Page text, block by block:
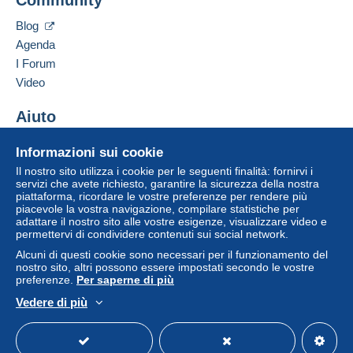
da 100,00 € di acquisti.
chiede di optare per un metodo di spedizione
da 14,00 € di acquisti.
Pagamento tramite PayPal.
Zona 1
Zona 2
Questa zona comprende un paese.
5, RUE DE L'EGLISE
F-06230
Aggiungere questo venditore ai preferiti
Informazioni sui cookie
Il nostro sito utilizza i cookie per le seguenti finalità: fornirvi i
servizi che avete richiesto, garantire la sicurezza della nostra
piattaforma, ricordare le vostre preferenze per rendere più
piacevole la vostra navigazione, compilare statistiche per
adattare il nostro sito alle vostre esigenze, visualizzare video e
permettervi di condividere contenuti sui social network.
Alcuni di questi cookie sono necessari per il funzionamento del
nostro sito, altri possono essere impostati secondo le vostre
preferenze. Per saperne di più
Vedere di più
Blog
Agenda
I Forum
Video
Aiuto
Acquistare su Delcampe
Vendere su Delcampe
Un sito sicuro